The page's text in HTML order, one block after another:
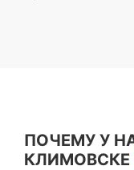
ПОЧЕМУ У
КЛИМОВСКЕ